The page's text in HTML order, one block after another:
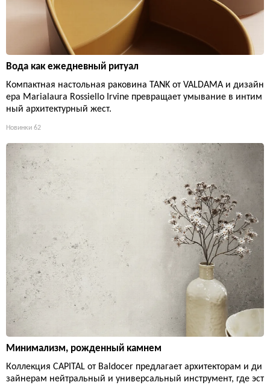
Вода как ежедневный ритуал
Компактная настольная раковина TANK от VALDAMA и дизайн
ера Marialaura Rossiello Irvine превращает умывание в интим
ный архитектурный жест.
Новинки 62
Минимализм, рожденный камнем
Коллекция CAPITAL от Baldocer предлагает архитекторам и ди
зайнерам нейтральный и универсальный инструмент, где эст